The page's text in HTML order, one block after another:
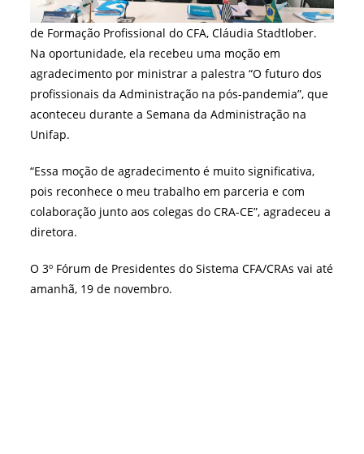
de Formação Profissional do CFA, Cláudia Stadtlober.
Na oportunidade, ela recebeu uma moção em
agradecimento por ministrar a palestra “O futuro dos
profissionais da Administração na pós-pandemia”, que
aconteceu durante a Semana da Administração na
Unifap.
“Essa moção de agradecimento é muito significativa,
pois reconhece o meu trabalho em parceria e com
colaboração junto aos colegas do CRA-CE”, agradeceu a
diretora.
O 3º Fórum de Presidentes do Sistema CFA/CRAs vai até
amanhã, 19 de novembro.